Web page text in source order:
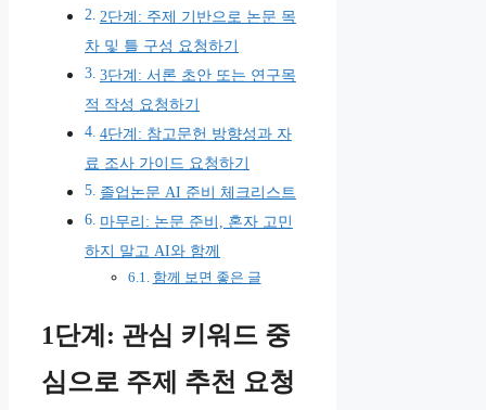
2단계: 주제 기반으로 논문 목
차 및 틀 구성 요청하기
3단계: 서론 초안 또는 연구목
적 작성 요청하기
4단계: 참고문헌 방향성과 자
료 조사 가이드 요청하기
졸업논문 AI 준비 체크리스트
마무리: 논문 준비, 혼자 고민
하지 말고 AI와 함께
함께 보면 좋은 글
1단계: 관심 키워드 중
심으로 주제 추천 요청